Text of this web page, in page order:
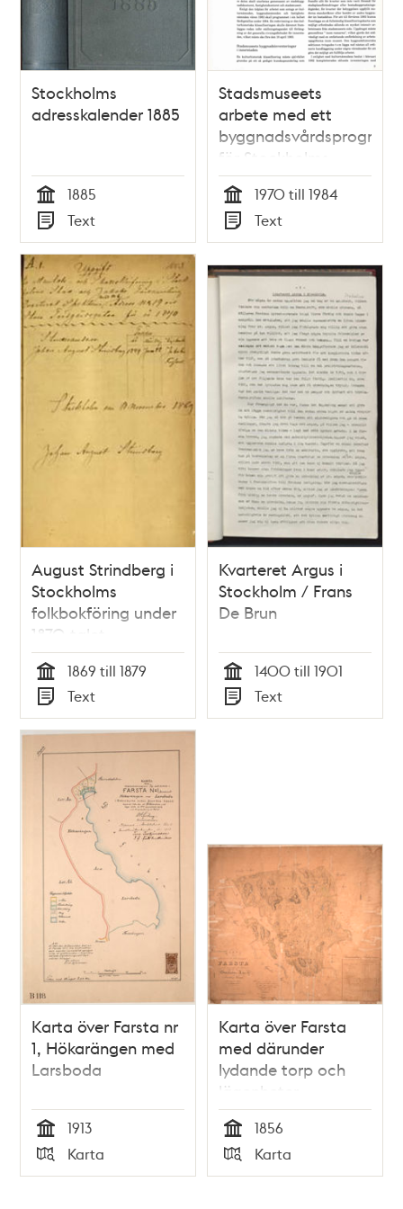
Stockholms
adresskalender 1885
Tid
1885
Typ
Text
Stadsmuseets
arbete med ett
byggnadsvårdsprogram
för Stockholms
innerstad /
Marianne Råberg
Tid
1970 till 1984
Typ
Text
August Strindberg i
Stockholms
folkbokföring under
1870-talet
Tid
1869 till 1879
Typ
Text
Kvarteret Argus i
Stockholm / Frans
De Brun
Tid
1400 till 1901
Typ
Text
Karta över Farsta nr
1, Hökarängen med
Larsboda
Tid
1913
Typ
Karta
Karta över Farsta
med därunder
lydande torp och
lägenheter
Tid
1856
Typ
Karta